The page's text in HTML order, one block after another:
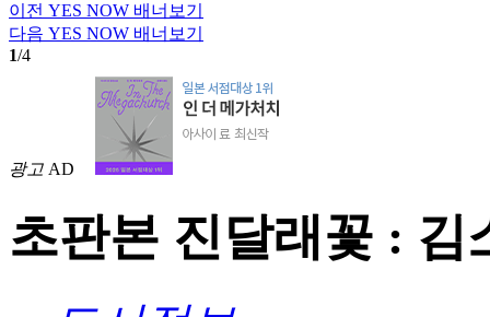
이전 YES NOW 배너보기
다음 YES NOW 배너보기
1/4
광고 AD
초판본 진달래꽃 : 김